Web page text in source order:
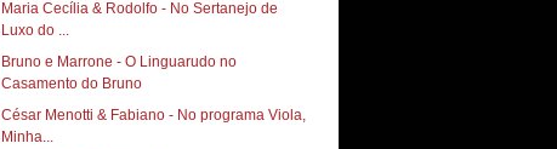
Maria Cecília & Rodolfo - No Sertanejo de
Luxo do ...
Bruno e Marrone - O Linguarudo no
Casamento do Bruno
César Menotti & Fabiano - No programa Viola,
Minha...